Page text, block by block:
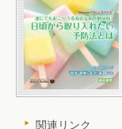
関連リンク